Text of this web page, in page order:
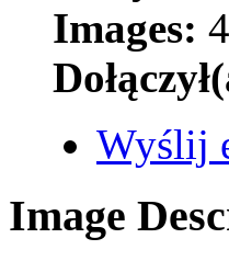
Images: 4
Wyślij
Image